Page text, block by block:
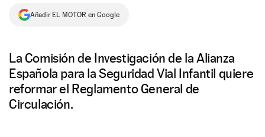
Añadir EL MOTOR en Google
La Comisión de Investigación de la Alianza
Española para la Seguridad Vial Infantil quiere
reformar el Reglamento General de
Circulación.